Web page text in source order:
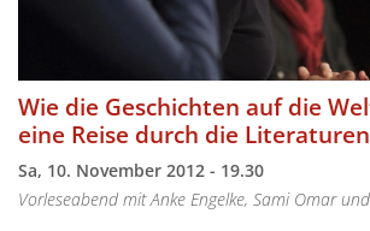
Wie die Geschichten auf die
eine Reise durch die
Sa, 10. November 2012 - 19.30
Vorleseabend mit Anke Engelke, Sami Omar